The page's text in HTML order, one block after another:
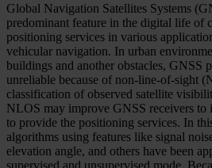
Global Navigation Satellites Systems
predominant feature in the digital life of
positioning services in various
vehicular navigation. In urban
buildings and another obstacles, GNSS
unreliable because of non-line-of-sight
classification of observed satellite
NLOS may improve GNSS receivers to
to provide the positioning services. In
algorithms using features like signal
elevation angle, and others have been
supervised and unsupervised mode.